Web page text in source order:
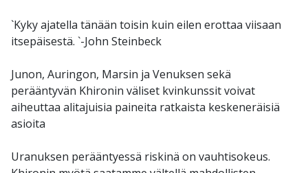
`Kyky ajatella tänään toisin kuin eilen erottaa viisaan
itsepäisestä. `-John Steinbeck
Junon, Auringon, Marsin ja Venuksen sekä
perääntyvän Khironin väliset kvinkunssit voivat
aiheuttaa alitajuisia paineita ratkaista keskeneräisiä
asioita
Uranuksen perääntyessä riskinä on vauhtisokeus.